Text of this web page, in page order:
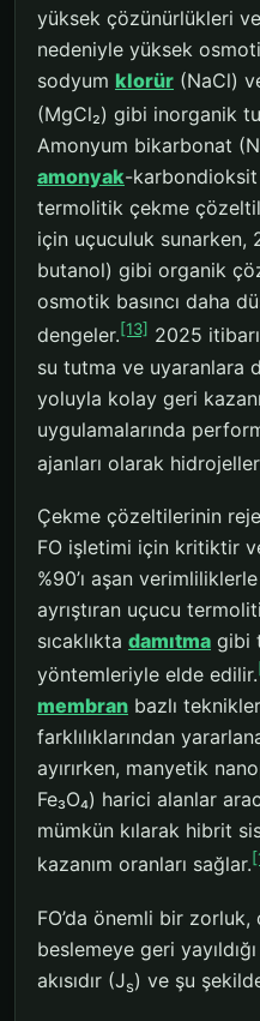
yüksek çözünürlükleri
nedeniyle yüksek
sodyum klorür (NaCl)
(MgCl₂) gibi inorganik
Amonyum bikarbonat
amonyak-karbondioksit
termolitik çekme
için uçuculuk
butanol) gibi organik
osmotik basıncı daha
dengeler.[13] 2025
su tutma ve uyaranlara
yoluyla kolay geri
uygulamalarında
ajanları olarak
Çekme çözeltilerinin
FO işletimi için kritiktir
%90’ı aşan
ayrıştıran uçucu
sıcaklıkta damıtma gibi
yöntemleriyle elde edilir.
membran bazlı
farklılıklarından
ayırırken, manyetik
Fe₃O₄) harici alanlar
mümkün kılarak hibrit
kazanım oranları sağlar.
FO’da önemli bir
beslemeye geri
akısıdır (Js) ve şu